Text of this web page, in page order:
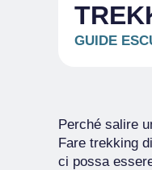
GUIDE
Perché salire
Fare trekking
ci possa